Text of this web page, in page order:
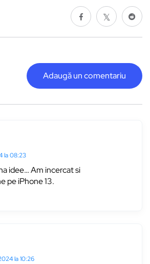
Adaugă un comentariu
la 08:23
idee… Am incercat si
pe iPhone 13.
la 10:26